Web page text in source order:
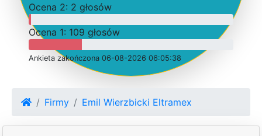
Ocena 2: 2 głosów
Ocena 1: 109 głosów
Ankieta zakończona 06-08-2026 06:05:38
Firmy Emil Wierzbicki Eltramex